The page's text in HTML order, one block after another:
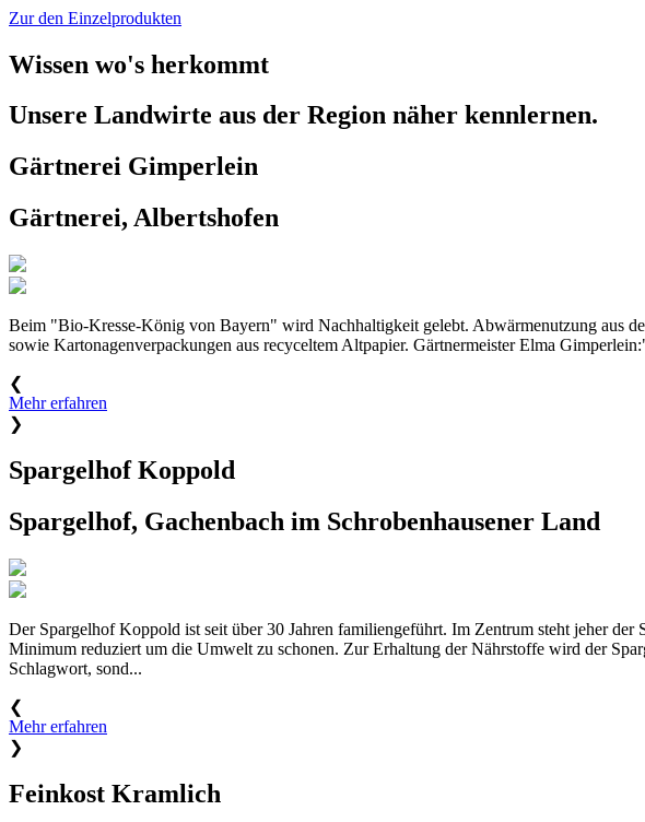
Zur den Einzelprodukten
Wissen wo's herkommt
Unsere Landwirte aus der Region näher kennlernen.
Gärtnerei Gimperlein
Gärtnerei, Albertshofen
Beim "Bio-Kresse-König von Bayern" wird Nachhaltigkeit gelebt. Abwärmenutzung aus
sowie Kartonagenverpackungen aus recyceltem Altpapier. Gärtnermeister Elma
❮
Mehr erfahren
❯
Spargelhof Koppold
Spargelhof, Gachenbach im Schrobenhausener Land
Der Spargelhof Koppold ist seit über 30 Jahren familiengeführt. Im Zentrum steht jeher
Minimum reduziert um die Umwelt zu schonen. Zur Erhaltung der Nährstoffe wird der
Schlagwort, sond...
❮
Mehr erfahren
❯
Feinkost Kramlich